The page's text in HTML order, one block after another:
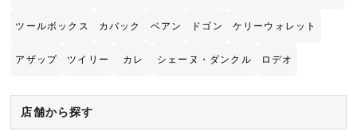
ツールボックス カバック ベアン ドゴン ケリーウォレット
アザップ ツイリー カレ シェーヌ・ダンクル ロデオ
店舗から探す